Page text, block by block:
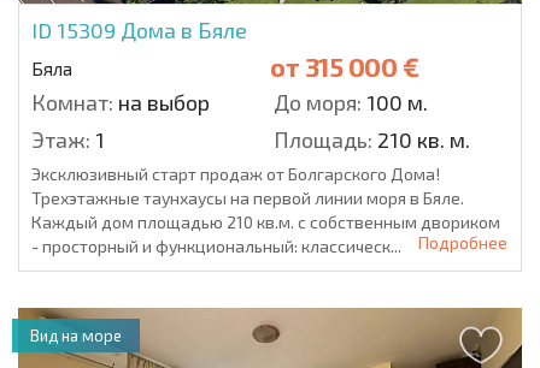
ID 15309 Дома в Бяле
Бяла от 315 000 €
Комнат: на выбор До моря: 100 м.
Этаж: 1 Площадь: 210 кв. м.
Эксклюзивный старт продаж от Болгарского Дома!
Трехэтажные таунхаусы на первой линии моря в Бяле.
Каждый дом площадью 210 кв.м. с собственным двориком
- просторный и функциональный: классическ...
Подробнее
Вид на море